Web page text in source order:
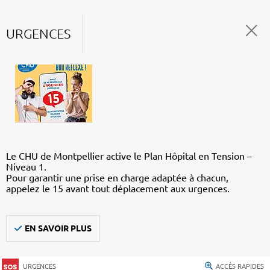
URGENCES
Le CHU de Montpellier active le Plan Hôpital en Tension –
Niveau 1.
Pour garantir une prise en charge adaptée à chacun,
appelez le 15 avant tout déplacement aux urgences.
EN SAVOIR PLUS
URGENCES ACCÈS RAPIDES